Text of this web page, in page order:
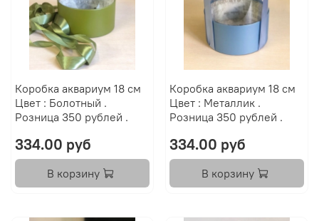
Коробка аквариум 18 см
Цвет : Болотный .
Розница 350 рублей .
334.00 руб
В корзину
Коробка аквариум 18 см
Цвет : Металлик .
Розница 350 рублей .
334.00 руб
В корзину